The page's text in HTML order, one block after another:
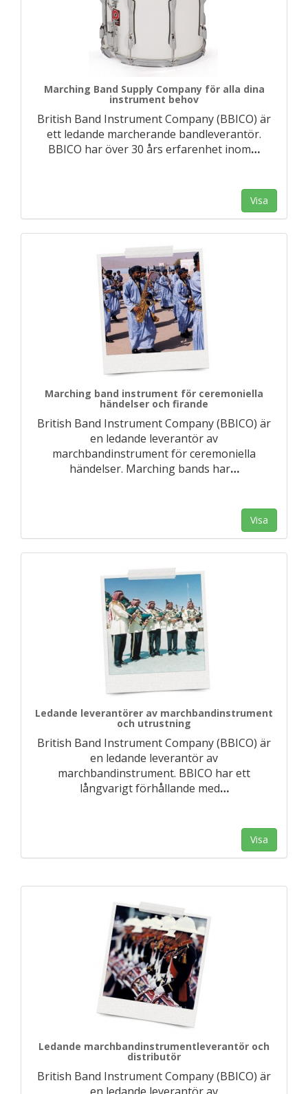
Marching Band Supply Company för alla dina
instrument behov
British Band Instrument Company (BBICO) är
ett ledande marcherande bandleverantör.
BBICO har över 30 års erfarenhet inom…
Visa
Marching band instrument för ceremoniella
händelser och firande
British Band Instrument Company (BBICO) är
en ledande leverantör av
marchbandinstrument för ceremoniella
händelser. Marching bands har…
Visa
Ledande leverantörer av marchbandinstrument
och utrustning
British Band Instrument Company (BBICO) är
en ledande leverantör av
marchbandinstrument. BBICO har ett
långvarigt förhållande med…
Visa
Ledande marchbandinstrumentleverantör och
distributör
British Band Instrument Company (BBICO) är